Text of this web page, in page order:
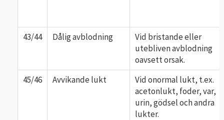
43/44 Dålig avblodning
Vid bristande eller
utebliven avblodning
oavsett orsak.
45/46
Avvikande lukt
Vid onormal lukt, t.ex.
acetonlukt, foder, var,
urin, gödsel och andra
lukter.